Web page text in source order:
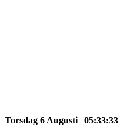
Torsdag 6 Augusti | 05:33:33